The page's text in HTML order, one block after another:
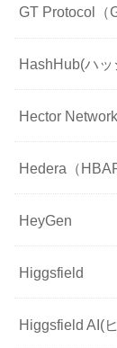
GT Protocol（
HashHub(ハ
Hector
Hedera（
HeyGen
Higgsfield
Higgsfield AI(